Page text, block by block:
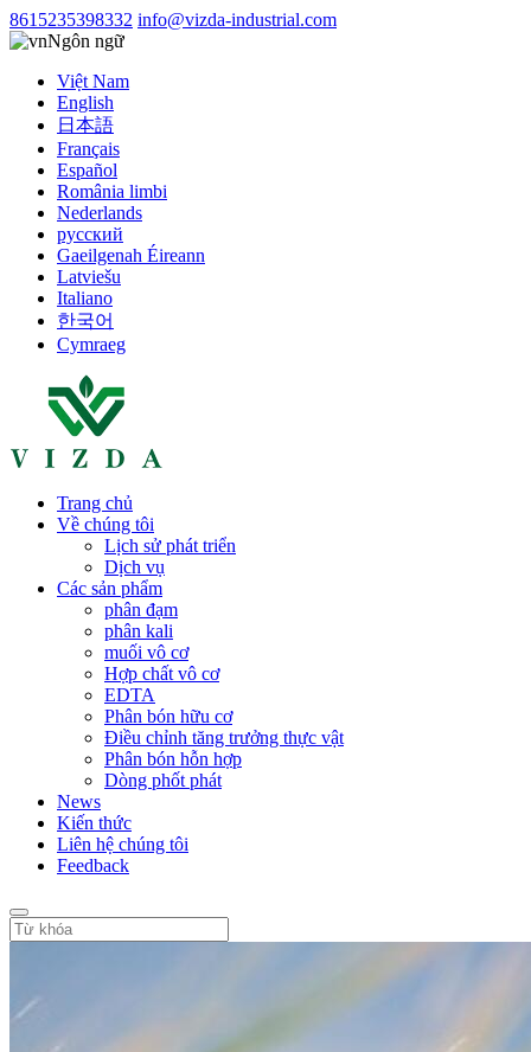
8615235398332 info@vizda-industrial.com
Ngôn ngữ
Việt Nam
English
日本語
Français
Español
România limbi
Nederlands
русский
Gaeilgenah Éireann
Latviešu
Italiano
한국어
Cymraeg
Trang chủ
Về chúng tôi
Lịch sử phát triển
Dịch vụ
Các sản phẩm
phân đạm
phân kali
muối vô cơ
Hợp chất vô cơ
EDTA
Phân bón hữu cơ
Điều chỉnh tăng trưởng thực vật
Phân bón hỗn hợp
Dòng phốt phát
News
Kiến thức
Liên hệ chúng tôi
Feedback